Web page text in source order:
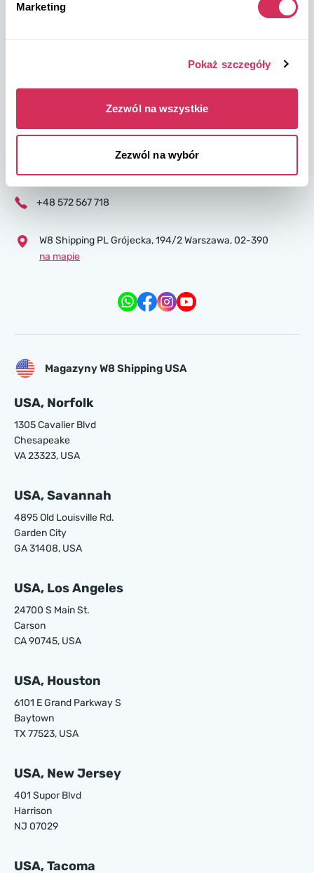
Marketing
Pokaż szczegóły
Zezwól na wszystkie
Zezwól na wybór
USA, międzynarodowej firmy zajmującej się wysyłką
aukcjach ubezpieczeniowych lub w salonach, a my
zorganizujemy ich dostawę z USA szybko i bezpiecznie!
+48 572 567 718
W8 Shipping PL Grójecka , 194/2 Warszawa, 02-390
na mapie
Magazyny W8 Shipping USA
USA, Norfolk
1305 Cavalier Blvd
Chesapeake
VA 23323, USA
USA, Savannah
4895 Old Louisville Rd.
Garden City
GA 31408, USA
USA, Los Angeles
24700 S Main St.
Carson
CA 90745, USA
USA, Houston
6101 E Grand Parkway S
Baytown
TX 77523, USA
USA, New Jersey
401 Supor Blvd
Harrison
NJ 07029
USA, Tacoma